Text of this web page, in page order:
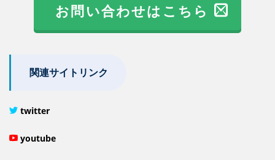
お問い合わせはこちら
関連サイトリンク
twitter
youtube